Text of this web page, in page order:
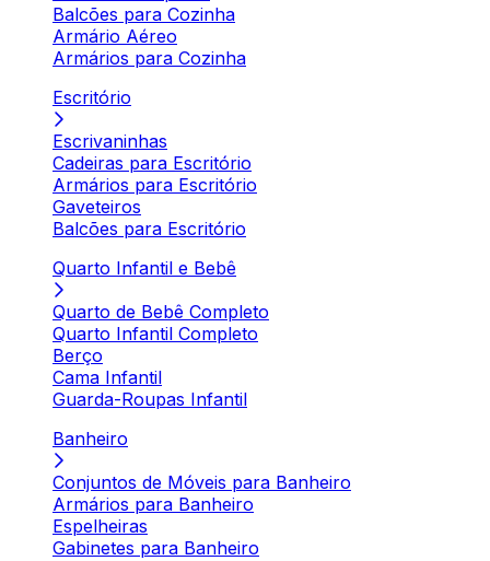
Balcões para Cozinha
Armário Aéreo
Armários para Cozinha
Escritório
Escrivaninhas
Cadeiras para Escritório
Armários para Escritório
Gaveteiros
Balcões para Escritório
Quarto Infantil e Bebê
Quarto de Bebê Completo
Quarto Infantil Completo
Berço
Cama Infantil
Guarda-Roupas Infantil
Banheiro
Conjuntos de Móveis para Banheiro
Armários para Banheiro
Espelheiras
Gabinetes para Banheiro